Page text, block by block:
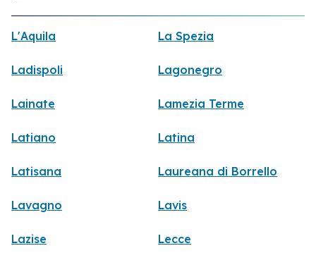
L'Aquila La Spezia
Ladispoli Lagonegro
Lainate Lamezia Terme
Latiano Latina
Latisana Laureana di Borrello
Lavagno Lavis
Lazise Lecce